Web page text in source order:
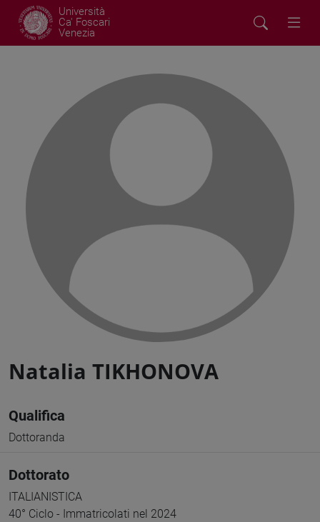
Università
Ca' Foscari
Venezia
Natalia TIKHONOVA
Qualifica
Dottoranda
Dottorato
ITALIANISTICA
40° Ciclo - Immatricolati nel 2024